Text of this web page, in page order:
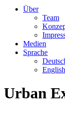
Über
Team
Medien
Sprache
English
Urban